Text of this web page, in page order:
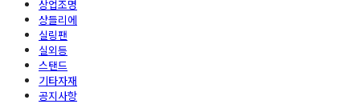
상업조명
샹들리에
실링팬
실외등
스탠드
기타자재
공지사항